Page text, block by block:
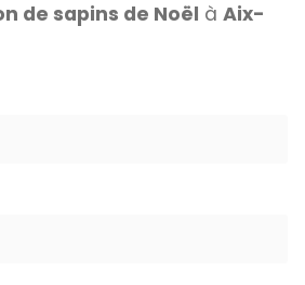
de sapins de Noël à Aix-